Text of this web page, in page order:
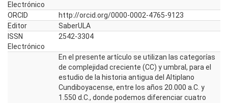
Electrónico
ORCID
http://orcid.org/0000-0002-4765-9123
Editor
SaberULA
ISSN
Electrónico
2542-3304
En el presente artículo se utilizan las categorías
de complejidad creciente (CC) y umbral, para el
estudio de la historia antigua del Altiplano
Cundiboyacense, entre los años 20.000 a.C. y
1.550 d.C., donde podemos diferenciar cuatro